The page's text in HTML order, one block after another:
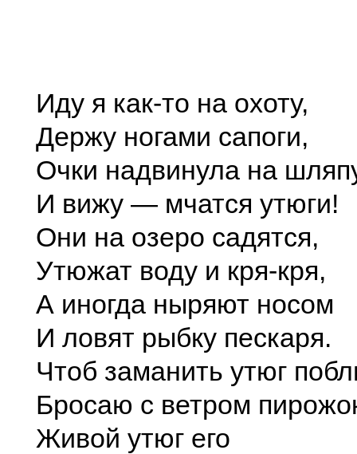
Иду я как-то на охоту,
Держу ногами сапоги,
Очки надвинула на
И вижу — мчатся утюги!
Они на озеро садятся,
Утюжат воду и кря-кря,
А иногда ныряют носом
И ловят рыбку пескаря.
Чтоб заманить утюг
Бросаю с ветром
Живой утюг его